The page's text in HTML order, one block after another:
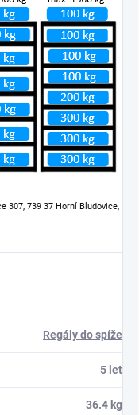
307, 739 37 Horní Bludovice,
Regály do spíže
5 let
36.4 kg